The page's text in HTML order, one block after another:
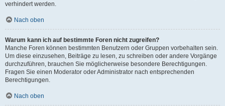
verhindert werden.
Nach oben
Warum kann ich auf bestimmte Foren nicht zugreifen?
Manche Foren können bestimmten Benutzern oder Gruppen vorbehalten sein.
Um diese einzusehen, Beiträge zu lesen, zu schreiben oder andere Vorgänge
durchzuführen, brauchen Sie möglicherweise besondere Berechtigungen.
Fragen Sie einen Moderator oder Administrator nach entsprechenden
Berechtigungen.
Nach oben